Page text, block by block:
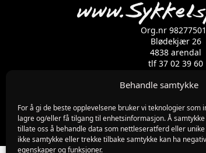
Behandle samtykke
For å gi de beste opplevelsene bruker vi teknologier som
lagre og/eller få tilgang til enhetsinformasjon. Å
tillate oss å behandle data som nettleseratferd eller
ikke samtykke eller trekke tilbake samtykke kan ha
egenskaper og funksjoner.
Org.nr
Blødekjær 26
4838 arendal
tlf 37 02 39 60